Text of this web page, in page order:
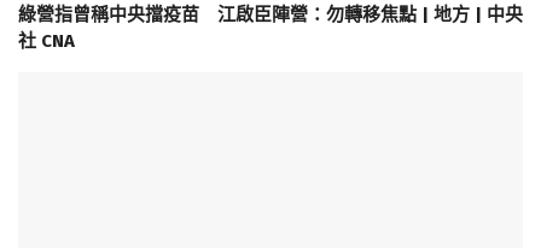
綠營指曾稱中央擋疫苗 江啟臣陣營：勿轉移焦點 | 地方 | 中央
社 CNA